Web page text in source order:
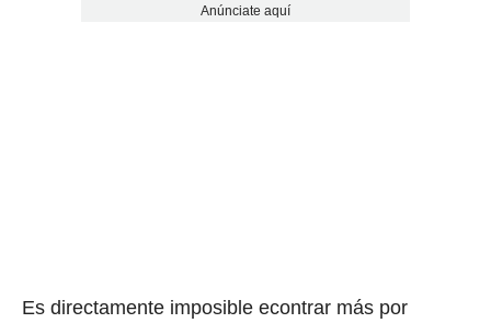
Anúnciate aquí
Es directamente imposible econtrar más por